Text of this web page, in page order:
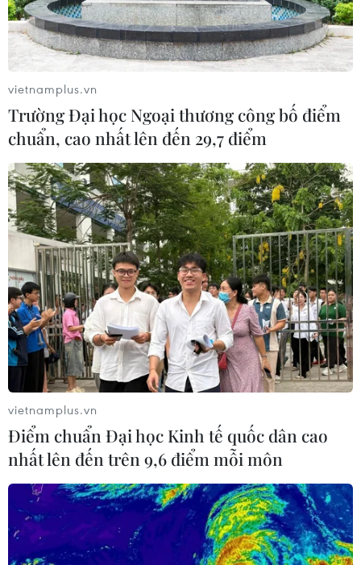
vietnamplus.vn
Trường Đại học Ngoại thương công bố điểm
chuẩn, cao nhất lên đến 29,7 điểm
vietnamplus.vn
Điểm chuẩn Đại học Kinh tế quốc dân cao
nhất lên đến trên 9,6 điểm mỗi môn